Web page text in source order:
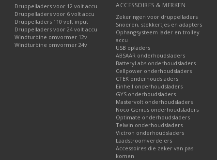
Druppelladers voor 12 volt accu
Druppelladers voor 6 volt accu
Druppelladers 110 volt input
Druppelladers voor 24 volt accu
Windturbine omvormer 12v
Windturbine omvormer 24v
ACCESSOIRES & MERKEN
Zekeringen voor druppelladers
Snoeren, stekkertjes en adapters
Ophangsysteem lader en trolley
accu
USB opladers
ABSAAR onderhoudsladers
BatteryLabs onderhoudsladers
Cellpower onderhoudsladers
CTEK onderhoudsladers
Einhell onderhoudsladers
GYS onderhoudsladers
Mastervolt onderhoudsladers
Noco Genius onderhoudsladers
Optimate onderhoudsladers
Telwin onderhoudsladers
Victron onderhoudsladers
Laadstroomverdelers
Accessoires die zeker van pas
komen